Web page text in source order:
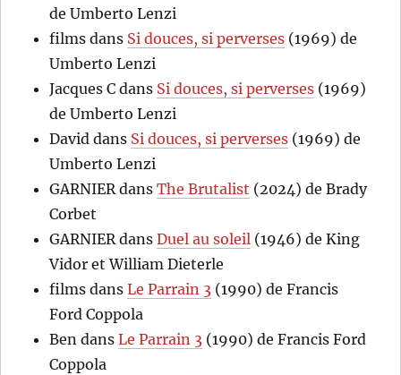
de Umberto Lenzi
films dans Si douces, si perverses (1969) de
Umberto Lenzi
Jacques C dans Si douces, si perverses (1969)
de Umberto Lenzi
David dans Si douces, si perverses (1969) de
Umberto Lenzi
GARNIERdansThe Brutalist (2024) de Brady
Corbet
GARNIERdansDuel au soleil (1946) de King
Vidor et William Dieterle
films dansLe Parrain 3 (1990) de Francis
Ford Coppola
Ben dansLe Parrain 3 (1990) de Francis Ford
Coppola